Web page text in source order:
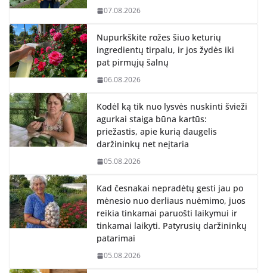
07.08.2026
Nupurkškite rožes šiuo keturių
ingredientų tirpalu, ir jos žydės iki
pat pirmųjų šalnų
06.08.2026
Kodėl ką tik nuo lysvės nuskinti švieži
agurkai staiga būna kartūs:
priežastis, apie kurią daugelis
daržininkų net neįtaria
05.08.2026
Kad česnakai nepradėtų gesti jau po
mėnesio nuo derliaus nuėmimo, juos
reikia tinkamai paruošti laikymui ir
tinkamai laikyti. Patyrusių daržininkų
patarimai
05.08.2026